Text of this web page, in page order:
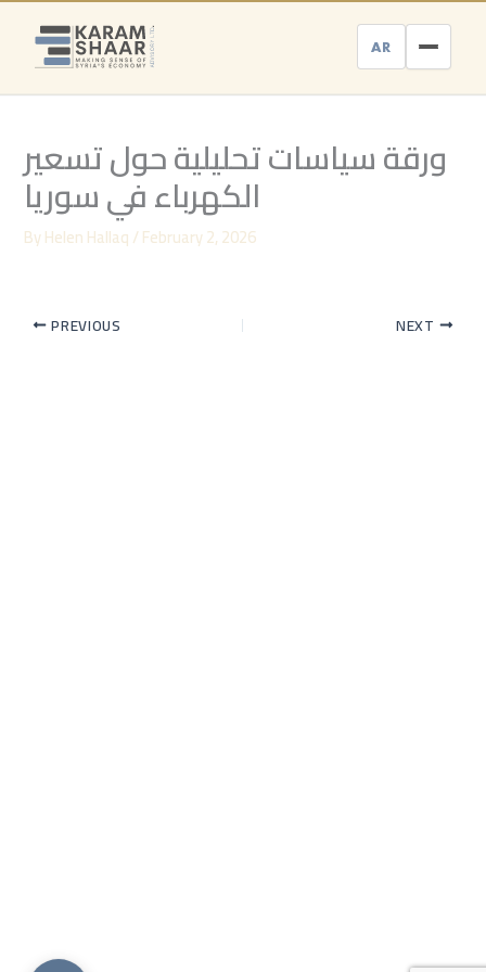
Skip
content
AR
ورقة سياسات تحليلية حول تسعير
الكهرباء في سوريا
ByHelen Hallaq/February 2, 2026
PREVIOUS NEXT